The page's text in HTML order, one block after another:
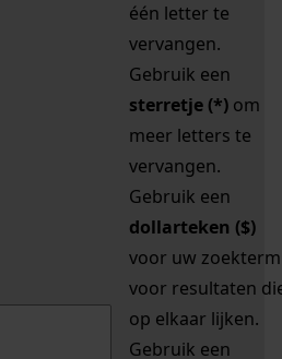
één letter te
vervangen.
Gebruik een
sterretje (*) om
meer letters te
vervangen.
Gebruik een
dollarteken ($)
voor uw zoekterm
voor resultaten
op elkaar lijken.
Gebruik een